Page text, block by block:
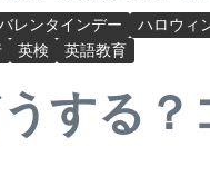
レンタインデー ハロウィ
英検 英語教育
する